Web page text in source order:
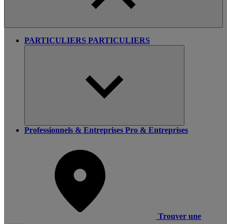
PARTICULIERS PARTICULIERS
Professionnels & Entreprises Pro & Entreprises
Trouver une